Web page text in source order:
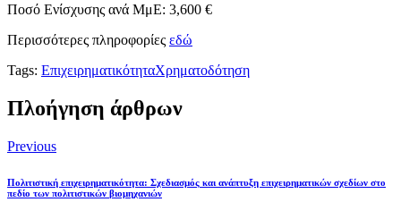
Ποσό Ενίσχυσης ανά ΜμΕ: 3,600 €
Περισσότερες πληροφορίες εδώ
Tags: ΕπιχειρηματικότηταΧρηματοδότηση
Πλοήγηση άρθρων
Previous
Πολιτιστική επιχειρηματικότητα: Σχεδιασμός και ανάπτυξη επιχειρηματικών σχεδίων στο
πεδίο των πολιτιστικών βιομηχανιών